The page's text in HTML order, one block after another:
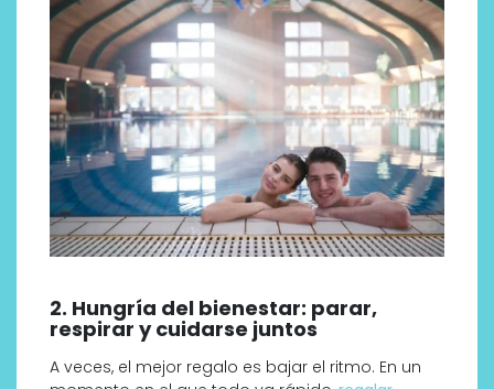
2. Hungría del bienestar: parar,
respirar y cuidarse juntos
A veces, el mejor regalo es bajar el ritmo. En un